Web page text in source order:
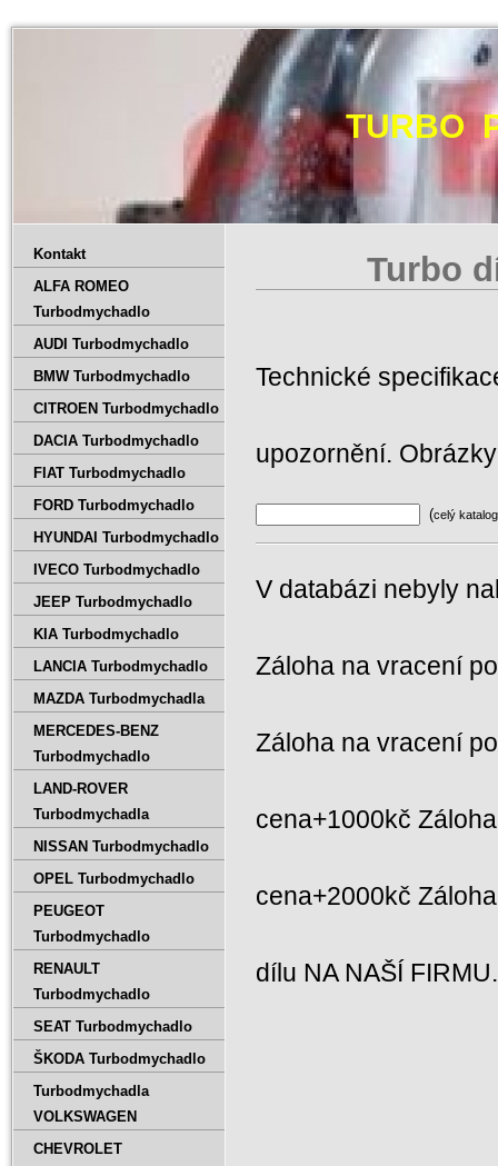
TURBO
Turbo
Technické
upozornění.
(celý katalog
V databázi nebyly
Záloha na vracení
Záloha na vracení
cena+1000kč
cena+2000kč
dílu NA NAŠÍ
Kontakt
ALFA ROMEO
Turbodmychadlo
AUDI Turbodmychadlo
BMW Turbodmychadlo
CITROEN Turbodmychadlo
DACIA Turbodmychadlo
FIAT Turbodmychadlo
FORD Turbodmychadlo
HYUNDAI Turbodmychadlo
IVECO Turbodmychadlo
JEEP Turbodmychadlo
KIA Turbodmychadlo
LANCIA Turbodmychadlo
MAZDA Turbodmychadla
MERCEDES-BENZ
Turbodmychadlo
LAND-ROVER
Turbodmychadla
NISSAN Turbodmychadlo
OPEL Turbodmychadlo
PEUGEOT
Turbodmychadlo
RENAULT
Turbodmychadlo
SEAT Turbodmychadlo
ŠKODA Turbodmychadlo
Turbodmychadla
VOLKSWAGEN
CHEVROLET